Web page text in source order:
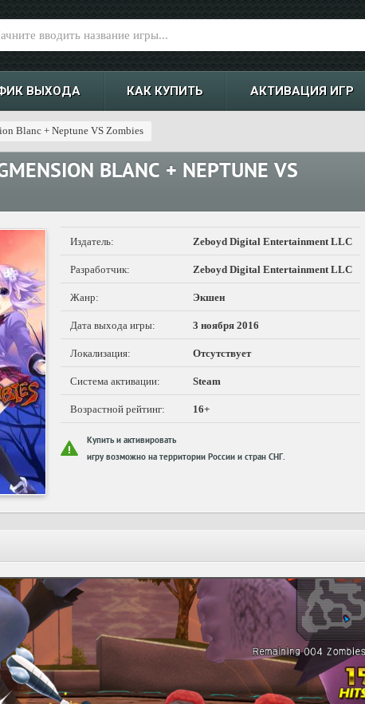
ВЫХОДА КАК КУПИТЬ АКТИВАЦИЯ ИГР
Blanc + Neptune VS Zombies
BLANC + NEPTUNE VS
Издатель: Zeboyd Digital Entertainment LLC
Разработчик: Zeboyd Digital Entertainment LLC
Жанр: Экшен
Дата выхода игры: 3 ноября 2016
Локализация: Отсутствует
Система активации: Steam
Возрастной рейтинг: 16+
Купить и активировать
игру возможно на территории России и стран СНГ.